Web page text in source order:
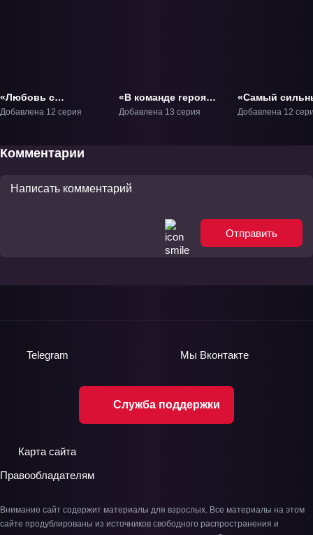
«Любовь с
незапамятных
Добавлена 12 серия
«В команде героя
была милая
Добавлена 13 серия
«Самый
волшебник
человеком»
Добавлена 12
Комментарии
Отправить
Служба поддержки
Telegram Мы Вконтакте
Карта сайта
Правообладателям
Внимание сайт содержит материалы для взрослых. Все материалы на этом
сайте продублированы из источников свободного распространения и